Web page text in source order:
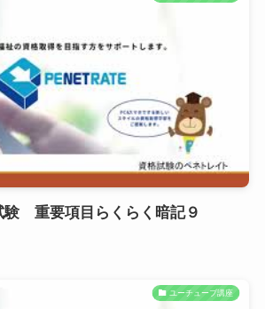
験 重要項目らくらく暗記９
ユーチューブ講座